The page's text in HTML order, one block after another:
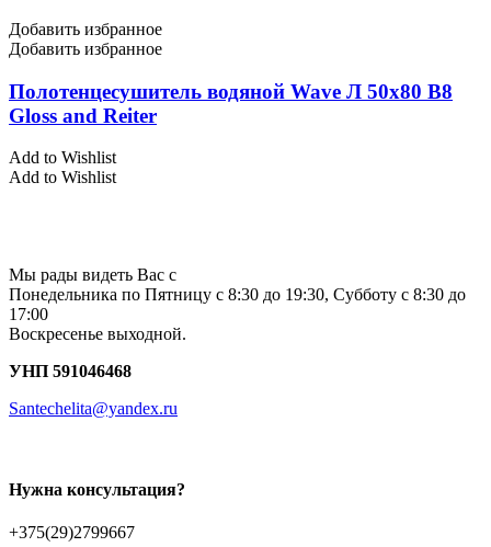
Добавить избранное
Добавить избранное
Полотенцесушитель водяной Wave Л 50х80 В8
Gloss and Reiter
Add to Wishlist
Add to Wishlist
Мы рады видеть Вас с
Понедельника по Пятницу с 8:30 до 19:30, Субботу с 8:30 до
17:00
Воскресенье выходной.
УНП 591046468
Santechelita@yandex.ru
Нужна консультация?
+375(29)2799667